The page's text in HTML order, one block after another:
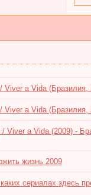
Viver a Vida (Бразилия,
Viver a Vida (Бразилия,
Viver a Vida (2009) -
жизнь 2009
сериалах здесь